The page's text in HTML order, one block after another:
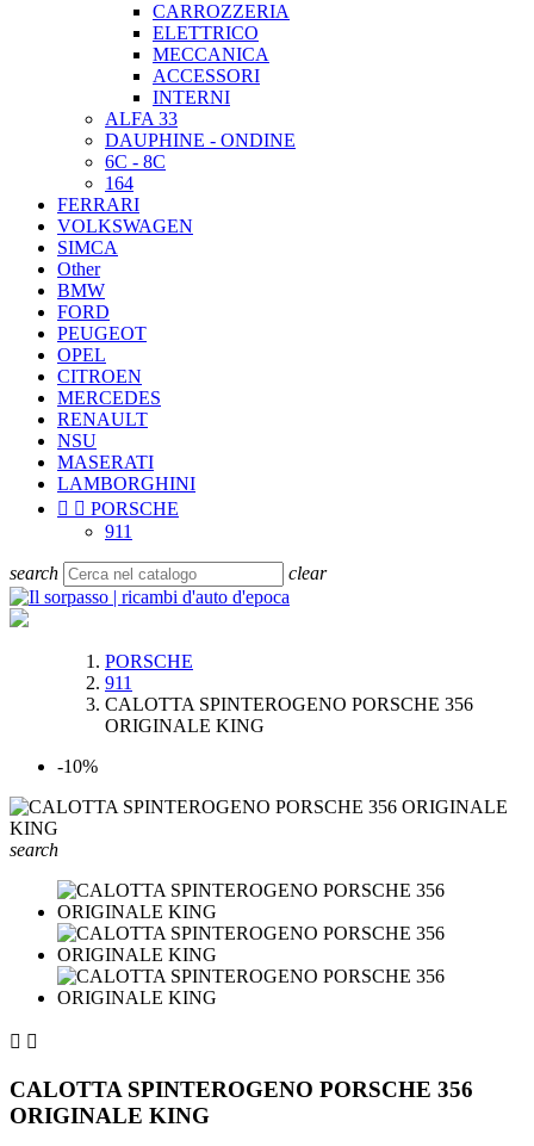
CARROZZERIA
ELETTRICO
MECCANICA
ACCESSORI
INTERNI
ALFA 33
DAUPHINE - ONDINE
6C - 8C
164
FERRARI
VOLKSWAGEN
SIMCA
Other
BMW
FORD
PEUGEOT
OPEL
CITROEN
MERCEDES
RENAULT
NSU
MASERATI
LAMBORGHINI
  PORSCHE
911
search clear
PORSCHE
911
CALOTTA SPINTEROGENO PORSCHE 356
ORIGINALE KING
-10%
search
 
CALOTTA SPINTEROGENO PORSCHE 356
ORIGINALE KING